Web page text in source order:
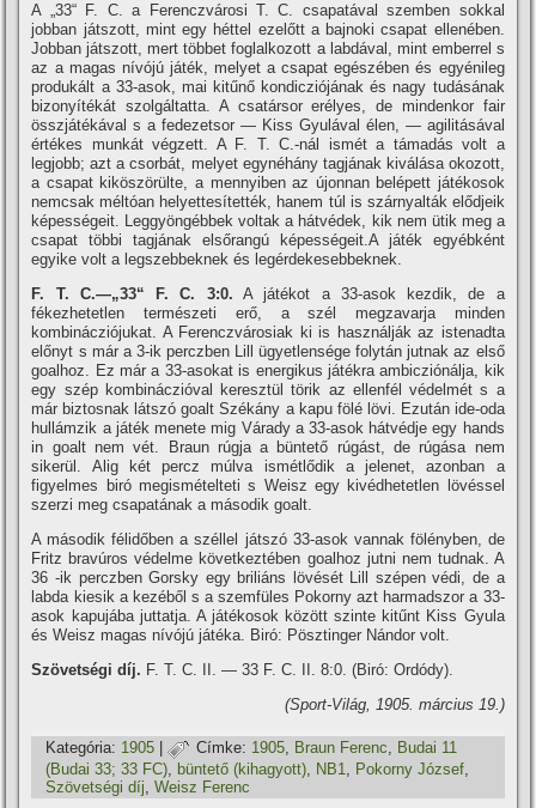
A „33“ F. C. a Ferenczvárosi T. C. csapatával szemben sokkal
jobban játszott, mint egy héttel ezelőtt a bajnoki csapat ellenében.
Jobban játszott, mert többet foglalkozott a labdával, mint emberrel s
az a magas ní­vójú játék, melyet a csapat egészében és egyénileg
produkált a 33-asok, mai kitűnő kondicziójának és nagy tudásának
bizonyí­tékát szolgáltatta. A csatársor erélyes, de mindenkor fair
összjátékával s a fedezetsor — Kiss Gyulával élen, — agilitásával
értékes munkát végzett. A F. T. C.-nál ismét a támadás volt a
legjobb; azt a csorbát, melyet egynéhány tagjának kiválása okozott,
a csapat kiköszörülte, a mennyiben az újonnan belépett játékosok
nemcsak méltóan helyettesí­tették, hanem túl is szárnyalták elődjeik
képességeit. Leggyöngébbek voltak a hátvédek, kik nem ütik meg a
csapat többi tagjának elsőrangú képességeit.A játék egyébként
egyike volt a legszebbeknek és legérdekesebbeknek.
F. T. C.—„33“ F. C. 3:0. A játékot a 33-asok kezdik, de a
fékezhetetlen természeti erő, a szél megzavarja minden
kombinácziójukat. A Ferenczvárosiak ki is használják az istenadta
előnyt s már a 3-ik perczben Lill ügyetlensége folytán jutnak az első
goalhoz. Ez már a 33-asokat is energikus játékra ambicziónálja, kik
egy szép kombináczióval keresztül törik az ellenfél védelmét s a
már biztosnak látszó goalt Székány a kapu fölé lövi. Ezután ide-oda
hullámzik a játék menete mig Várady a 33-asok hátvédje egy hands
in goalt nem vét. Braun rúgja a büntető rúgást, de rúgása nem
sikerül. Alig két percz múlva ismétlődik a jelenet, azonban a
figyelmes biró megismételteti s Weisz egy kivédhetetlen lövéssel
szerzi meg csapatának a második goalt.
A második félidőben a széllel játszó 33-asok vannak fölényben, de
Fritz bravúros védelme következtében goalhoz jutni nem tudnak. A
36 -ik perczben Gorsky egy briliáns lövését Lill szépen védi, de a
labda kiesik a kezéből s a szemfüles Pokorny azt harmadszor a 33-
asok kapujába juttatja. A játékosok között szinte kitűnt Kiss Gyula
és Weisz magas ní­vójú játéka. Biró: Pösztinger Nándor volt.
Szövetségi dí­j. F. T. C. II. — 33 F. C. II. 8:0. (Biró: Ordódy).
(Sport-Világ, 1905. március 19.)
Kategória: 1905 | Címke: 1905, Braun Ferenc, Budai 11
(Budai 33; 33 FC), büntető (kihagyott), NB1, Pokorny József,
Szövetségi dí­j,Weisz Ferenc